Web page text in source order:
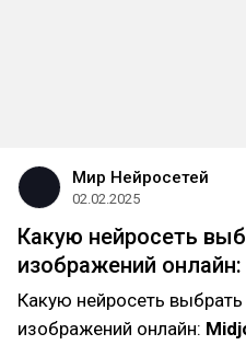
Мир Нейросетей
02.02.2025
Какую нейросеть
изображений
Какую нейросеть выбрать
изображений онлайн: